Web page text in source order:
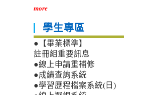
more
學生專區
●【畢業標準】
註冊組重要訊息
●線上申請重補修
●成績查詢系統
●學習歷程檔案系統(日)